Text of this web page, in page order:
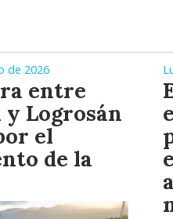
de 2026
entre
y Logrosán
el
de la